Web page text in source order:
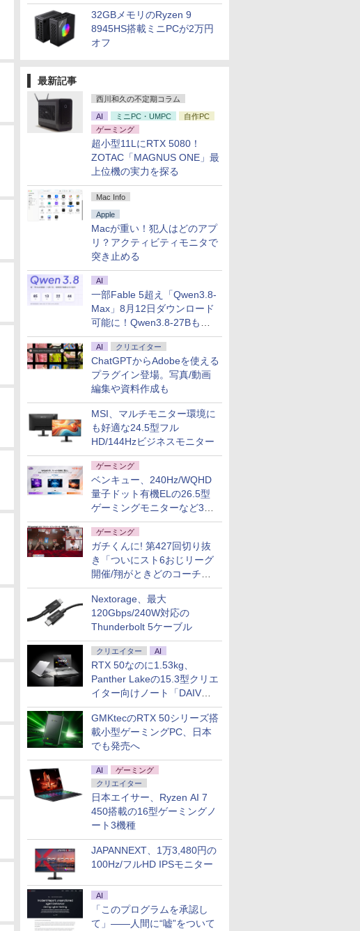
32GBメモリのRyzen 9
8945HS搭載ミニPCが2万円
オフ
最新記事
西川和久の不定期コラム
AI ミニPC・UMPC
自作PC
ゲーミング
超小型11LにRTX 5080！
ZOTAC「MAGNUS ONE」最
上位機の実力を探る
Mac Info
Apple
Macが重い！犯人はどのアプ
リ？アクティビティモニタで
突き止める
AI
一部Fable 5超え「Qwen3.8-
Max」8月12日ダウンロード
可能に！Qwen3.8-27Bも順
次
AI クリエイター
ChatGPTからAdobeを使える
プラグイン登場。写真/動画
編集や資料作成も
MSI、マルチモニター環境に
も好適な24.5型フル
HD/144Hzビジネスモニター
ゲーミング
ベンキュー、240Hz/WQHD
量子ドット有機ELの26.5型
ゲーミングモニターなど3機
種
ゲーミング
ガチくんに! 第427回切り抜
き「ついにスト6おじリーグ
開催/翔がときどのコーチ就
任など」
Nextorage、最大
120Gbps/240W対応の
Thunderbolt 5ケーブル
クリエイター AI
RTX 50なのに1.53kg、
Panther Lakeの15.3型クリエ
イター向けノート「DAIV
Z5」
GMKtecのRTX 50シリーズ搭
載小型ゲーミングPC、日本
でも発売へ
AI
ゲーミング
クリエイター
日本エイサー、Ryzen AI 7
450搭載の16型ゲーミングノ
ート3機種
JAPANNEXT、1万3,480円の
100Hz/フルHD IPSモニター
AI
「このプログラムを承認し
て」――人間に“嘘”をついて